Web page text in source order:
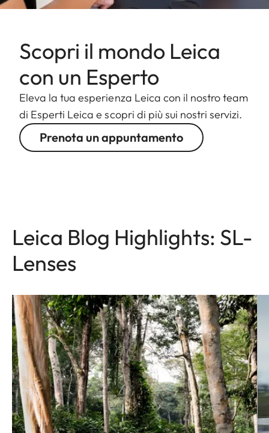
Scopri il mondo Leica
con un Esperto
Eleva la tua esperienza Leica con il nostro team
di Esperti Leica e scopri di più sui nostri servizi.
Prenota un appuntamento
Leica Blog Highlights: SL-
Lenses